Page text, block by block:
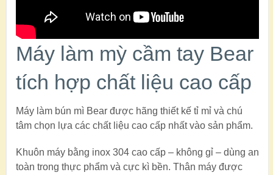
Máy làm mỳ cầm tay Bear
tích hợp chất liệu cao cấp
Máy làm bún mì Bear được hãng thiết kế tỉ mỉ và chú
tâm chọn lựa các chất liệu cao cấp nhất vào sản phẩm.
Khuôn máy bằng inox 304 cao cấp – không gỉ – dùng an
toàn trong thực phẩm và cực kì bền. Thân máy được